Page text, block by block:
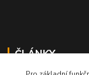
ČLÁNKY